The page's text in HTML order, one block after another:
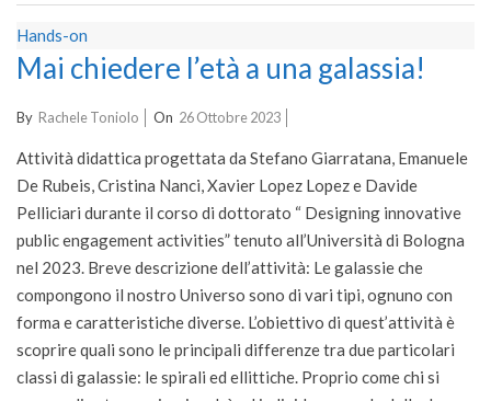
Hands-on
Mai chiedere l’età a una galassia!
2023-
26
By Rachele Toniolo On 26 Ottobre 2023
Attività didattica progettata da Stefano Giarratana, Emanuele
De Rubeis, Cristina Nanci, Xavier Lopez Lopez e Davide
Pelliciari durante il corso di dottorato “ Designing innovative
public engagement activities” tenuto all’Università di Bologna
nel 2023. Breve descrizione dell’attività: Le galassie che
compongono il nostro Universo sono di vari tipi, ognuno con
forma e caratteristiche diverse. L’obiettivo di quest’attività è
scoprire quali sono le principali differenze tra due particolari
classi di galassie: le spirali ed ellittiche. Proprio come chi si